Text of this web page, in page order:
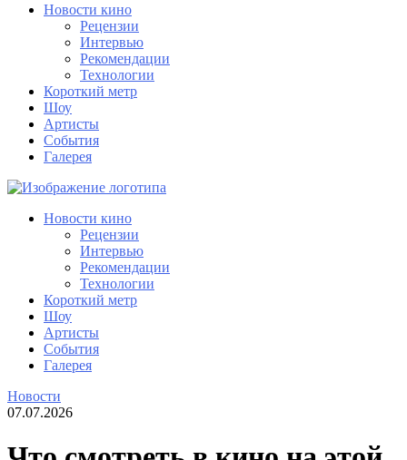
Новости кино
Рецензии
Интервью
Рекомендации
Технологии
Короткий метр
Шоу
Артисты
События
Галерея
Новости кино
Рецензии
Интервью
Рекомендации
Технологии
Короткий метр
Шоу
Артисты
События
Галерея
Новости
07.07.2026